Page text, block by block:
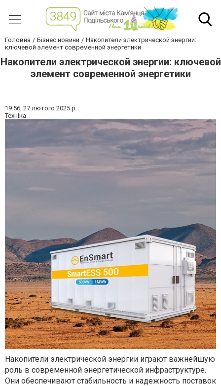
Головна Бізнес новини
Накопители электрической энергии:
ключевой элемент современной энергетики
Накопители электрической энергии: ключевой
элемент современной энергетики
19:56, 27 лютого 2025 р.
Техніка
Накопители электрической энергии играют важнейшую
роль в современной энергетической инфраструктуре.
Они обеспечивают стабильность и надежность поставок